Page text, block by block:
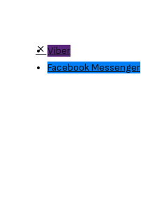
Viber
Facebook Messenger